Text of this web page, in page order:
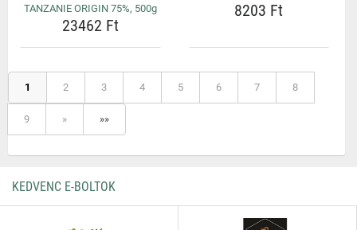
TANZANIE ORIGIN 75%, 500g
23462 Ft
8203 Ft
1 2 3 4 5 6 7 8
9 » »»
KEDVENC E-BOLTOK